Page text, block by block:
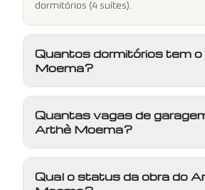
dormitórios (4 suítes).
Quantos dormitórios tem
Moema?
Quantas vagas de
Arthè Moema?
Qual o status da obra do